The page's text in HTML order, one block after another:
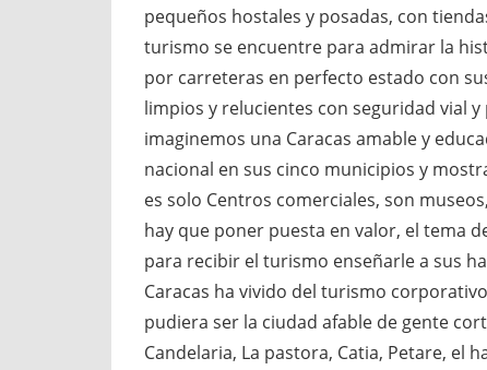
pequeños hostales y posadas, con
turismo se encuentre para admirar la
por carreteras en perfecto estado con
limpios y relucientes con seguridad vial
imaginemos una Caracas amable y
nacional en sus cinco municipios y
es solo Centros comerciales, son
hay que poner puesta en valor, el tema
para recibir el turismo enseñarle a sus
Caracas ha vivido del turismo
pudiera ser la ciudad afable de gente
Candelaria, La pastora, Catia, Petare, el